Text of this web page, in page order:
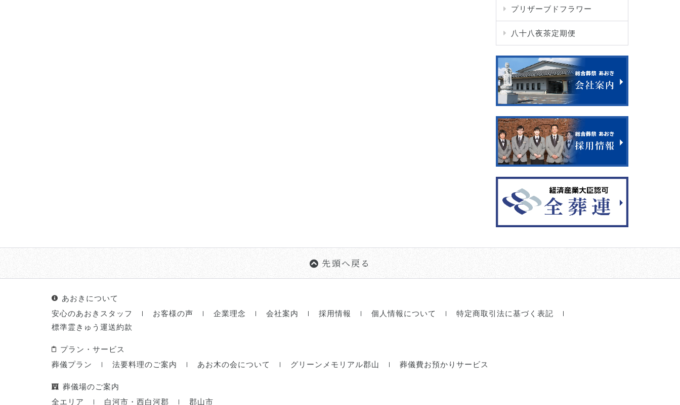
プリザーブドフラワー
八十八夜茶定期便
先頭へ戻る
あおきについて
安心のあおきスタッフ
お客様の声 企業理念 会社案内 採用情報 個人情報について
特定商取引法に基づく表記
標準霊きゅう運送約款
プラン・サービス
葬儀プラン
法要料理のご案内 あお木の会について グリーンメモリアル郡山 葬儀費お預かりサービス
葬儀場のご案内
全エリア
白河市・西白河郡 郡山市